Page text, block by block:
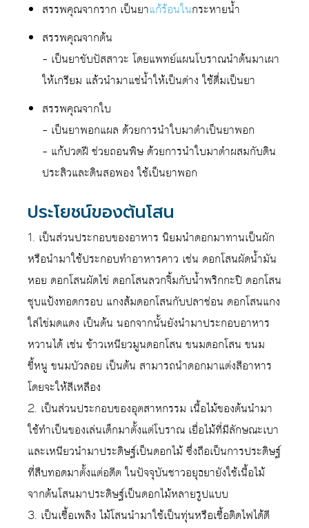
สรรพคุณจากราก เป็นยาแก้ร้อนในกระหายน้ำ
สรรพคุณจากต้น
– เป็นยาขับปัสสาวะ โดยแพทย์แผนโบราณนำต้นมาเผา
ให้เกรียม แล้วนำมาแช่น้ำให้เป็นด่าง ใช้ดื่มเป็นยา
สรรพคุณจากใบ
– เป็นยาพอกแผล ด้วยการนำใบมาตำเป็นยาพอก
– แก้ปวดฝี ช่วยถอนพิษ ด้วยการนำใบมาตำผสมกับดิน
ประสิวและดินสอพอง ใช้เป็นยาพอก
ประโยชน์ของต้นโสน
1. เป็นส่วนประกอบของอาหาร นิยมนำดอกมาทานเป็นผัก
หรือนำมาใช้ประกอบทำอาหารคาว เช่น ดอกโสนผัดน้ำมัน
หอย ดอกโสนผัดไข่ ดอกโสนลวกจิ้มกับน้ำพริกกะปิ ดอกโสน
ชุบแป้งทอดกรอบ แกงส้มดอกโสนกับปลาช่อน ดอกโสนแกง
ใส่ไข่มดแดง เป็นต้น นอกจากนั้นยังนำมาประกอบอาหาร
หวานได้ เช่น ข้าวเหนียวมูนดอกโสน ขนมดอกโสน ขนม
ขี้หนู ขนมบัวลอย เป็นต้น สามารถนำดอกมาแต่งสีอาหาร
โดยจะให้สีเหลือง
2. เป็นส่วนประกอบของอุตสาหกรรม เนื้อไม้ของต้นนำมา
ใช้ทำเป็นของเล่นเด็กมาตั้งแต่โบราณ เยื่อไม้ที่มีลักษณะเบา
และเหนียวนำมาประดิษฐ์เป็นดอกไม้ ซึ่งถือเป็นการประดิษฐ์
ที่สืบทอดมาตั้งแต่อดีต ในปัจจุบันชาวอยุธยายังใช้เนื้อไม้
จากต้นโสนมาประดิษฐ์เป็นดอกไม้หลายรูปแบบ
3. เป็นเชื้อเพลิง ไม้โสนนำมาใช้เป็นทุ่นหรือเชื้อติดไฟได้ดี